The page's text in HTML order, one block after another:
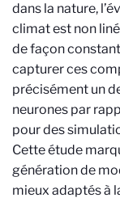
dans la nature,
climat est non
de façon
capturer ces
précisément un
neurones par
pour des
Cette étude
génération de
mieux adaptés à